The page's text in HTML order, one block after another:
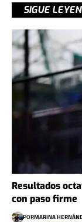
SIGUE
Resultados
con paso firme
PORMARINA